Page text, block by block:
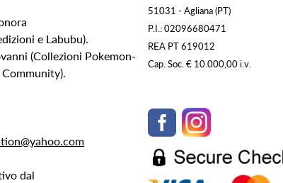
e Labubu).
(Collezioni Pokemon-
dal
51031 - Agliana (PT)
P.I.: 02096680471
REA PT 619012
Cap. Soc. € 10.000,00 i.v.